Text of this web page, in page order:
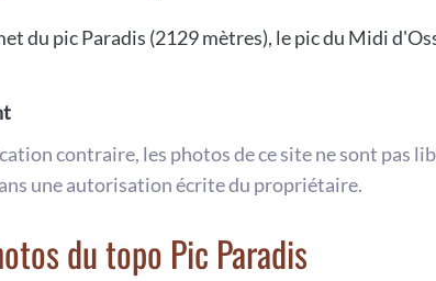
du pic Paradis (2129 mètres), le pic du Midi
contraire, les photos de ce site ne sont pas
une autorisation écrite du propriétaire.
du topo Pic Paradis